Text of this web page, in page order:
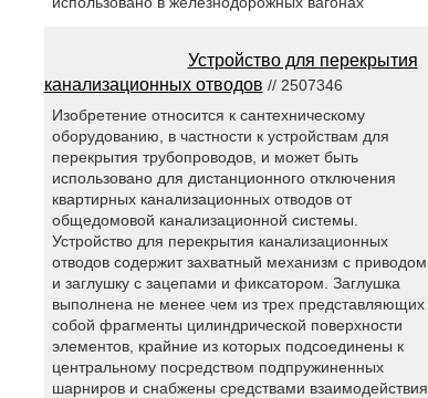
Устройство для перекрытия
канализационных отводов // 2507346
Изобретение относится к сантехническому
оборудованию, в частности к устройствам для
перекрытия трубопроводов, и может быть
использовано для дистанционного отключения
квартирных канализационных отводов от
общедомовой канализационной системы.
Устройство для перекрытия канализационных
отводов содержит захватный механизм с приводом
и заглушку с зацепами и фиксатором. Заглушка
выполнена не менее чем из трех представляющих
собой фрагменты цилиндрической поверхности
элементов, крайние из которых подсоединены к
центральному посредством подпружиненных
шарниров и снабжены средствами взаимодействия